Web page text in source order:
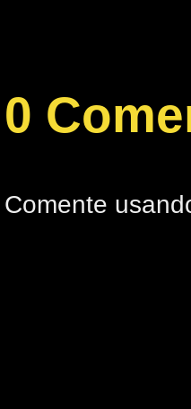
0
Comente